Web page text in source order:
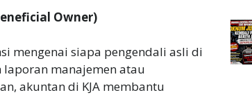
Owner)
mengenai siapa pengendali asli di
laporan manajemen atau
akuntan di KJA membantu